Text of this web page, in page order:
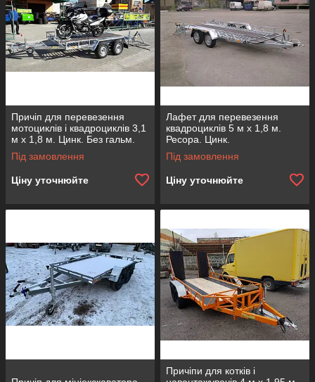
Причіп для перевезення
мотоциклів і квадроциклів 3,1
м х 1,8 м. Цинк. Без гальм.
Під замовлення
Ціну уточнюйте
Лафет для перевезення
квадроциклів 5 м х 1,8 м.
Ресора. Цинк.
Під замовлення
Ціну уточнюйте
Причіпи для котків і